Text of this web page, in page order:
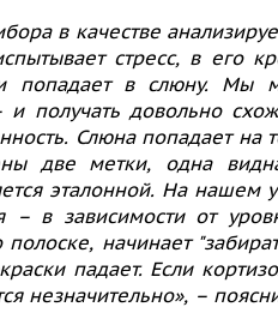
в качестве
стресс, в его
попадает в слюну. Мы
и получать довольно
Слюна попадает на
две метки, одна
эталонной. На нашем
– в зависимости от
полоске, начинает
падает. Если
незначительно», –